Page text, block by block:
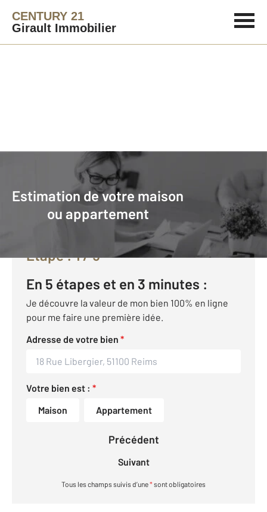
CENTURY 21
Girault Immobilier
Estimation de votre maison
ou appartement
Vendre avec CENTURY 21 Girault Immobilier
Faire estimer son bien avec
CENTURY 21 :
Etape :1/ 5
En 5 étapes et en 3 minutes :
Je découvre la valeur de mon bien 100% en ligne
pour me faire une première idée.
Adresse de votre bien *
Votre bien est : *
Maison
Appartement
Précédent
Suivant
Tous les champs suivis d’une*sont obligatoires